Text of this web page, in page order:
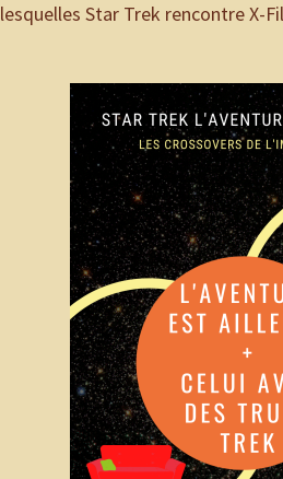
lesquelles Star Trek rencontre X-